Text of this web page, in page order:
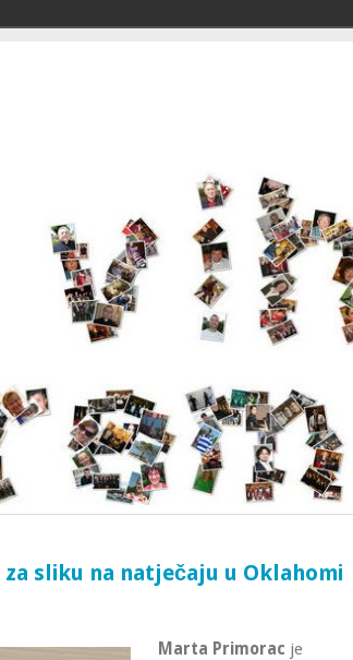
sliku na natječaju u Oklahomi
Marta Primorac je